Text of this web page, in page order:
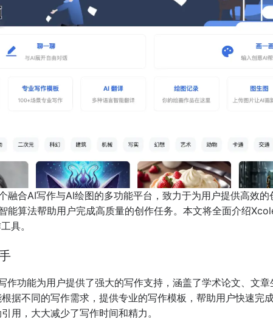
融合AI写作与AI绘图的多功能平台，致力于为用户提供高效
能算法帮助用户完成高质量的创作任务。本文将全面介绍
具。
作功能为用户提供了强大的写作支持，涵盖了学术论文、文
据不同的写作需求，提供专业的写作模板，帮助用户快速完
用，大大减少了写作时间和精力。